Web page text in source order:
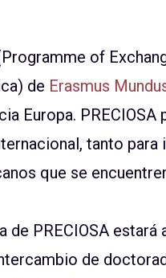
of
de Erasmus
Europa.
tanto
que se
de PRECIOSA
de